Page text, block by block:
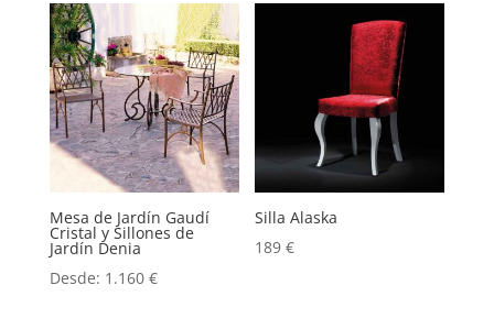
Mesa de Jardín Gaudí
Cristal y Sillones de
Jardín Denia
Desde: 1.160 €
Silla Alaska
189€